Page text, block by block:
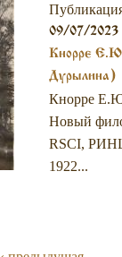
09/07/2023
Кнорре
Дурылина)
Кнорре
Новый
RSCI,
1922...